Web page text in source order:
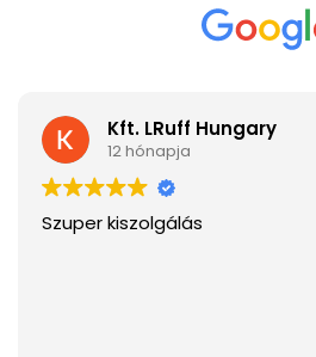
Kft. LRuff Hungary
12 hónapja
Szuper kiszolgálás